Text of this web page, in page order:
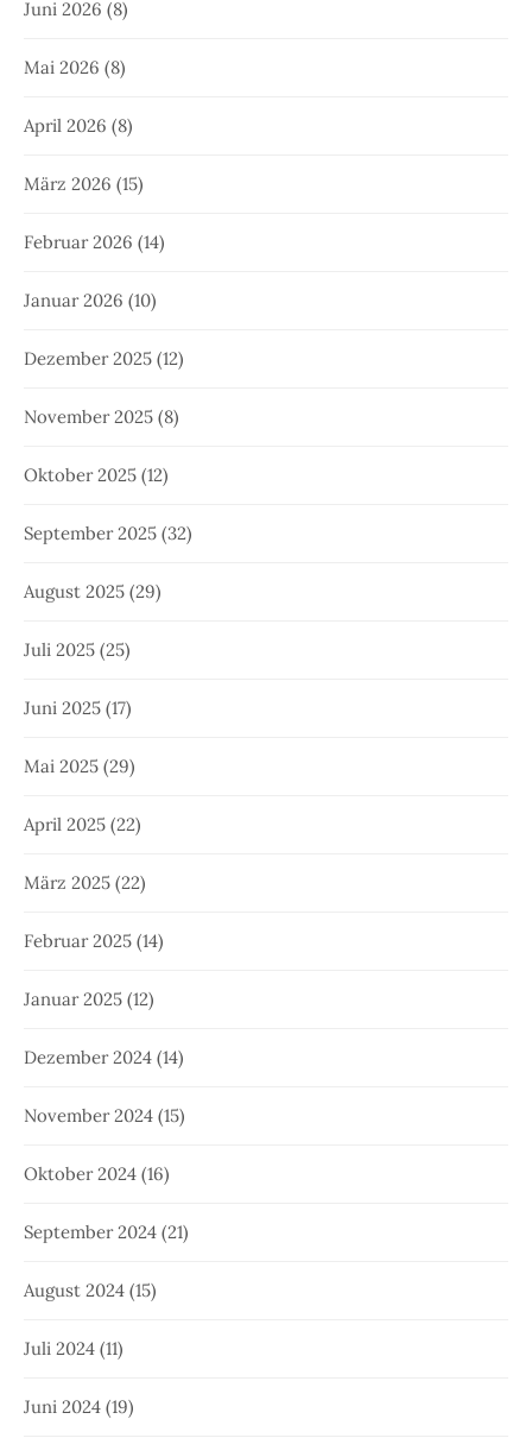
Juni 2026 (8)
Mai 2026 (8)
April 2026 (8)
März 2026 (15)
Februar 2026 (14)
Januar 2026 (10)
Dezember 2025 (12)
November 2025 (8)
Oktober 2025 (12)
September 2025 (32)
August 2025 (29)
Juli 2025 (25)
Juni 2025 (17)
Mai 2025 (29)
April 2025 (22)
März 2025 (22)
Februar 2025 (14)
Januar 2025 (12)
Dezember 2024 (14)
November 2024 (15)
Oktober 2024 (16)
September 2024 (21)
August 2024 (15)
Juli 2024 (11)
Juni 2024 (19)